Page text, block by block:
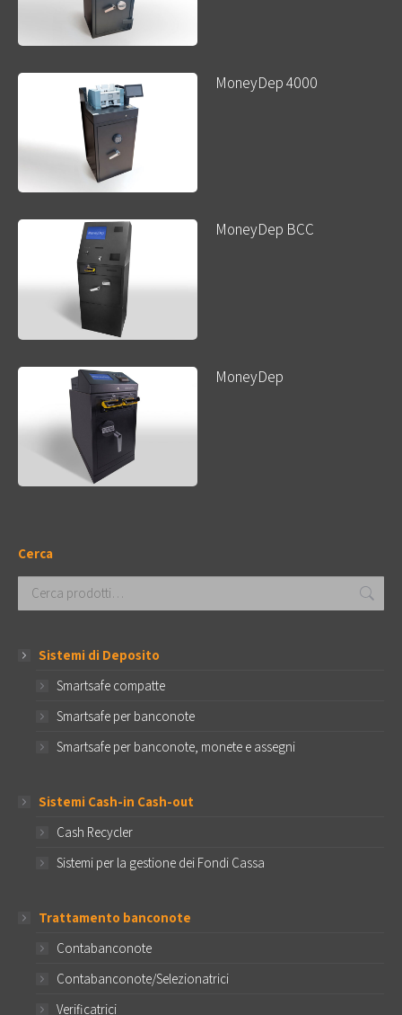
MoneyDep 4000
MoneyDep BCC
MoneyDep
Cerca
Sistemi di Deposito
Smartsafe compatte
Smartsafe per banconote
Smartsafe per banconote, monete e assegni
Sistemi Cash-in Cash-out
Cash Recycler
Sistemi per la gestione dei Fondi Cassa
Trattamento banconote
Contabanconote
Contabanconote/Selezionatrici
Verificatrici